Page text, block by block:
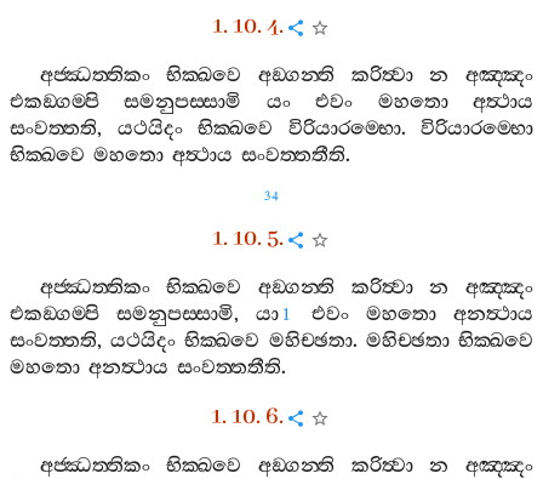
1. 10. 4.
අජ‍්ඣත‍්තිකං භික‍්ඛවෙ අඞ‍්ගන‍්ති කරිත්‍වා න
අඤ‍්ඤං
එකඞ‍්ගම‍්පි
සමනුපස‍්සාමි යං එවං මහතො
අත්‍ථාය
සංවත‍්තති, යථයිදං භික‍්ඛවෙ විරියාරම‍්භො. විරියාරම‍්භො
භික‍්ඛවෙ මහතො අත්‍ථාය සංවත‍්තතීති.
34
1. 10. 5.
අජ‍්ඣත‍්තිකං භික‍්ඛවෙ අඞ‍්ගන‍්ති කරිත්‍වා න
අඤ‍්ඤං
එකඞ‍්ගම‍්පි
සමනුපස‍්සාමි, යා 1 එවං මහතො
අනත්‍ථාය
සංවත‍්තති,යථයිදං භික‍්ඛවෙ මහිච‍්ඡතා. මහිච‍්ඡතා භික‍්ඛවෙ
මහතො අනත්‍ථාය සංවත‍්තතීති.
1. 10. 6.
අජ‍්ඣත‍්තිකං භික‍්ඛවෙ අඞ‍්ගන‍්ති කරිත්‍වා න
අඤ‍්ඤං